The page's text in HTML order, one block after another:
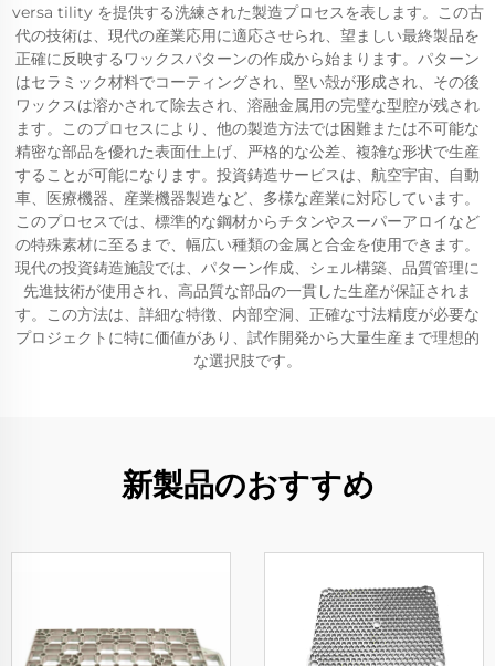
versa tility を提供する洗練された製造プロセスを表します。この古
代の技術は、現代の産業応用に適応させられ、望ましい最終製品を
正確に反映するワックスパターンの作成から始まります。パターン
はセラミック材料でコーティングされ、堅い殻が形成され、その後
ワックスは溶かされて除去され、溶融金属用の完璧な型腔が残され
ます。このプロセスにより、他の製造方法では困難または不可能な
精密な部品を優れた表面仕上げ、严格的な公差、複雑な形状で生産
することが可能になります。投資鋳造サービスは、航空宇宙、自動
車、医療機器、産業機器製造など、多様な産業に対応しています。
このプロセスでは、標準的な鋼材からチタンやスーパーアロイなど
の特殊素材に至るまで、幅広い種類の金属と合金を使用できます。
現代の投資鋳造施設では、パターン作成、シェル構築、品質管理に
先進技術が使用され、高品質な部品の一貫した生産が保証されま
す。この方法は、詳細な特徴、内部空洞、正確な寸法精度が必要な
プロジェクトに特に価値があり、試作開発から大量生産まで理想的
な選択肢です。
新製品のおすすめ